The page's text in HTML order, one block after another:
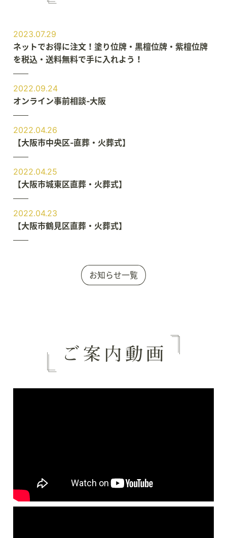
2023.07.29
ネットでお得に注文！塗り位牌・黒檀位牌・紫檀位牌
を税込・送料無料で手に入れよう！
2022.09.24
オンライン事前相談‐大阪
2022.04.26
【大阪市中央区‐直葬・火葬式】
2022.04.25
【大阪市城東区直葬・火葬式】
2022.04.23
【大阪市鶴見区直葬・火葬式】
お知らせ一覧